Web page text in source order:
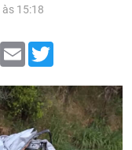
15:18
LinkedIn
Email